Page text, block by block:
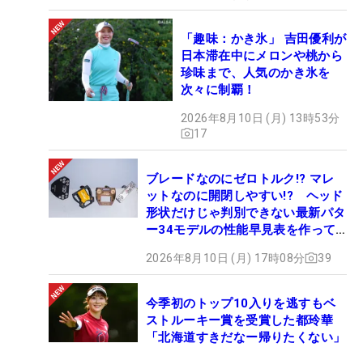
「趣味：かき氷」 吉田優利が
日本滞在中にメロンや桃から
珍味まで、人気のかき氷を
次々に制覇！
2026年8月10日 (月) 13時53分
17
ブレードなのにゼロトルク!? マレ
ットなのに開閉しやすい!? ヘッド
形状だけじゃ判別できない最新パタ
ー34モデルの性能早見表を作って
2026年8月10日 (月) 17時08分 39
今季初のトップ10入りを逃すもベ
ストルーキー賞を受賞した都玲華
「北海道すきだなー帰りたくない」